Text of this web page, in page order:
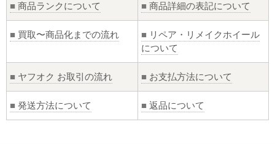
■ 商品ランクについて ■ 商品詳細の表記について
■ 買取〜商品化までの流れ ■ リペア・リメイクホイール
について
■ ヤフオク お取引の流れ ■ お支払方法について
■ 発送方法について ■ 返品について